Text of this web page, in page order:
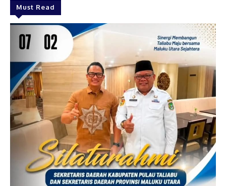
Must Read